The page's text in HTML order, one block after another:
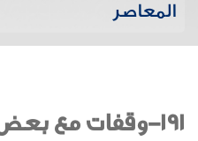
المعاصر
191-وقفات مع